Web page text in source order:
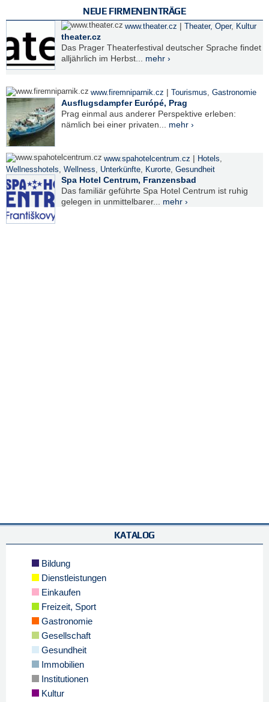
NEUE FIRMENEINTRÄGE
www.theater.cz | Theater, Oper, Kultur
theater.cz
Das Prager Theaterfestival deutscher Sprache findet
alljährlich im Herbst... mehr ›
www.firemniparnik.cz | Tourismus, Gastronomie
Ausflugsdampfer Európé, Prag
Prag einmal aus anderer Perspektive erleben:
nämlich bei einer privaten... mehr ›
www.spahotelcentrum.cz | Hotels,
Wellnesshotels, Wellness, Unterkünfte, Kurorte, Gesundheit
Spa Hotel Centrum, Franzensbad
Das familiär geführte Spa Hotel Centrum ist ruhig
gelegen in unmittelbarer... mehr ›
KATALOG
Bildung
Dienstleistungen
Einkaufen
Freizeit, Sport
Gastronomie
Gesellschaft
Gesundheit
Immobilien
Institutionen
Kultur